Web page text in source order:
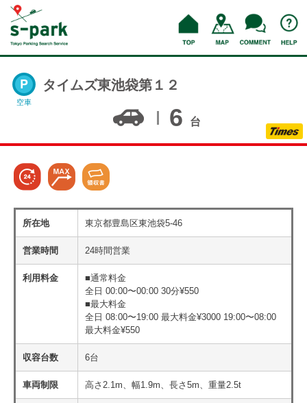
空車
タイムズ東池袋第１２
6 台
所在地 東京都豊島区東池袋5-46
営業時間 24時間営業
利用料金
■通常料金
全日 00:00〜00:00 30分¥550
■最大料金
全日 08:00〜19:00 最大料金¥3000 19:00〜08:00
最大料金¥550
収容台数 6台
車両制限 高さ2.1m、幅1.9m、長さ5m、重量2.5t